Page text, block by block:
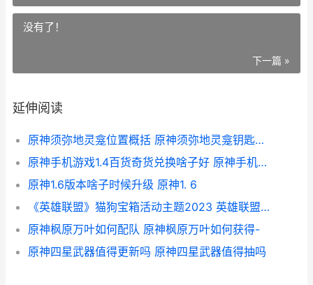
没有了！
下一篇 »
延伸阅读
原神须弥地灵龛位置概括 原神须弥地灵龛钥匙怎么获得
原神手机游戏1.4百货奇货兑换啥子好 原神手机游戏手柄
原神1.6版本啥子时候升级 原神1. 6
《英雄联盟》猫狗宝箱活动主题2023 英雄联盟猫咪图片
原神枫原万叶如何配队 原神枫原万叶如何获得-
原神四星武器值得更新吗 原神四星武器值得抽吗